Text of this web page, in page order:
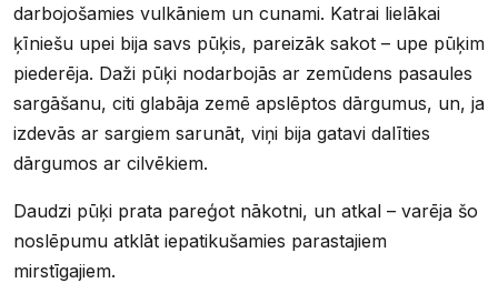
darbojošamies vulkāniem un cunami. Katrai lielākai
ķīniešu upei bija savs pūķis, pareizāk sakot – upe pūķim
piederēja. Daži pūķi nodarbojās ar zemūdens pasaules
sargāšanu, citi glabāja zemē apslēptos dārgumus, un, ja
izdevās ar sargiem sarunāt, viņi bija gatavi dalīties
dārgumos ar cilvēkiem.
Daudzi pūķi prata pareģot nākotni, un atkal – varēja šo
noslēpumu atklāt iepatikušamies parastajiem
mirstīgajiem.